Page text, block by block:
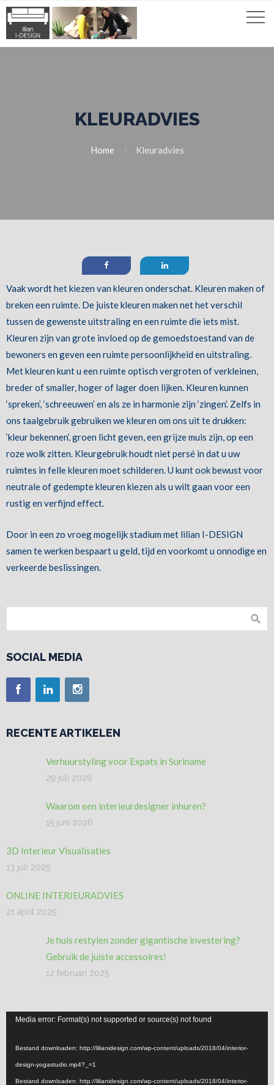
KLEURADVIES
Home Kleuradvies
Vaak wordt het kiezen van kleuren onderschat. Kleuren maken of
breken een ruimte. De juiste kleuren maken net het verschil
tussen de gewenste uitstraling en een ruimte die iets mist.
Kleuren zijn van grote invloed op de gemoedstoestand van de
bewoners en geven een ruimte persoonlijkheid en uitstraling.
Met kleuren kunt u een ruimte optisch vergroten of verkleinen,
breder of smaller, hoger of lager doen lijken. Kleuren kunnen
‘spreken’, ‘schreeuwen’ en als ze in harmonie zijn ‘zingen’. Zelfs in
ons taalgebruik gebruiken we kleuren om ons uit te drukken:
‘kleur bekennen’, groen licht geven, een grijze muis zijn, op een
roze wolk zitten. Kleurgebruik houdt niet persé in dat u uw
ruimtes in felle kleuren moet schilderen. U kunt ook bewust voor
neutrale of gedempte kleuren kiezen als u wilt gaan voor een
rustig en verfijnd effect.
Door in een zo vroeg mogelijk stadium met lilian I-DESIGN
samen te werken bespaart u geld, tijd en voorkomt u onnodige en
verkeerde beslissingen.
SOCIAL MEDIA
RECENTE ARTIKELEN
Verhuurstyling voor Expats in Suriname
29 juli 2026
Waarom een interieurdesigner inhuren?
15 juni 2026
3D Interieur Visualisaties
13 juli 2025
ONLINE INTERIEURADVIES
21 april 2025
Je huis restylen zonder gigantische investering?
Gebruik de juiste accessoires!
12 februari 2025
Videospeler
Media error: Format(s) not supported or source(s) not found
Bestand downloaden: http://lilianidesign.com/wp-content/uploads/2018/04/interior-
design-yogastudio.mp4?_=1
Bestand downloaden: http://lilianidesign.com/wp-content/uploads/2018/04/interior-